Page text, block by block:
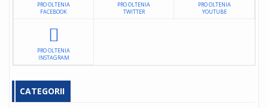
PRO OLTENIA
FACEBOOK
PRO OLTENIA
TWITTER
PRO OLTENIA
YOUTUBE
PRO OLTENIA
INSTAGRAM
CATEGORII